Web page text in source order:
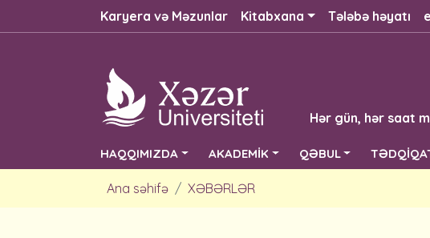
Karyera və Məzunlar Kitabxana Tələbə həyatı
Hər gün, hər saat
HAQQIMIZDA AKADEMİK QƏBUL
Ana səhifə XƏBƏRLƏR